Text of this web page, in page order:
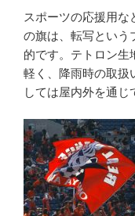
スポーツの応援用な
の旗は、転写という
的です。テトロン生
軽く、降雨時の取扱
しては屋内外を通じ